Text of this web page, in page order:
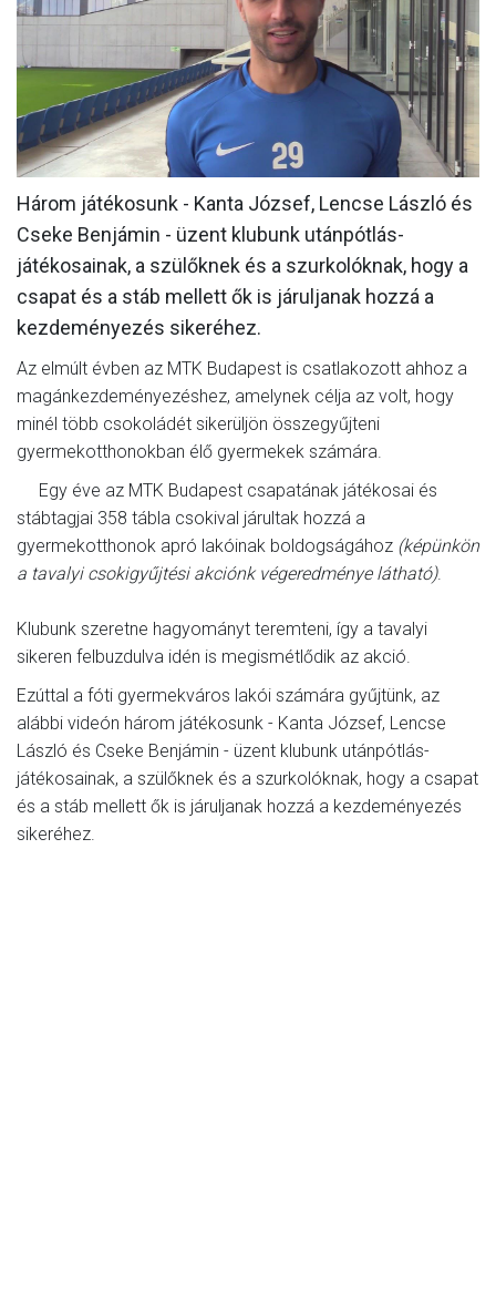
MÉRKŐZÉSEK
KLUB
GALÉRIA
SZURKOLÓI ÉLMÉNYEK
AKKREDITÁCIÓ
Három játékosunk - Kanta József, Lencse László és
Cseke Benjámin - üzent klubunk utánpótlás-
játékosainak, a szülőknek és a szurkolóknak, hogy a
csapat és a stáb mellett ők is járuljanak hozzá a
kezdeményezés sikeréhez.
Az elmúlt évben az MTK Budapest is csatlakozott ahhoz a
magánkezdeményezéshez, amelynek célja az volt, hogy
minél több csokoládét sikerüljön összegyűjteni
gyermekotthonokban élő gyermekek számára.
Egy éve az MTK Budapest csapatának játékosai és
stábtagjai 358 tábla csokival járultak hozzá a
gyermekotthonok apró lakóinak boldogságához (képünkön
a tavalyi csokigyűjtési akciónk végeredménye látható).
Klubunk szeretne hagyományt teremteni, így a tavalyi
sikeren felbuzdulva idén is megismétlődik az akció.
Ezúttal a fóti gyermekváros lakói számára gyűjtünk, az
alábbi videón három játékosunk - Kanta József, Lencse
László és Cseke Benjámin - üzent klubunk utánpótlás-
játékosainak, a szülőknek és a szurkolóknak, hogy a csapat
és a stáb mellett ők is járuljanak hozzá a kezdeményezés
sikeréhez.